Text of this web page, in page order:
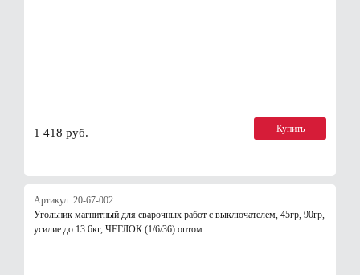
1 418 руб. Купить
Артикул: 20-67-002
Угольник магнитный для сварочных работ с выключателем, 45гр, 90гр,
усилие до 13.6кг, ЧЕГЛОК (1/6/36) оптом